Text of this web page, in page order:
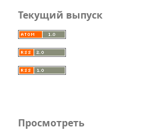
Текущий выпуск
Просмотреть